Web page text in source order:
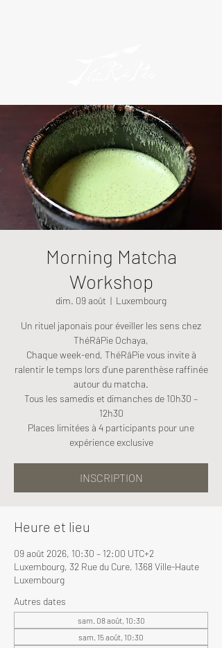
Morning Matcha
Workshop
dim. 09 août
  |
Luxembourg
Un rituel japonais pour éveiller les sens chez
ThéRâPie Ochaya,
Chaque week-end, ThéRâPie vous invite à
ralentir le temps lors d’une parenthèse raffinée
autour du matcha.
Tous les samedis et dimanches de 10h30 –
12h30
Places limitées à 4 participants pour une
expérience exclusive
INSCRIPTION
Heure et lieu
09 août 2026, 10:30 – 12:00 UTC+2
Luxembourg, 32 Rue du Cure, 1368 Ville-Haute
Luxembourg
Autres dates
sam. 08 août, 10:30
sam. 15 août, 10:30